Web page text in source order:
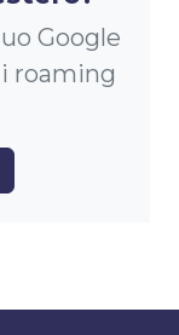
Google
roaming